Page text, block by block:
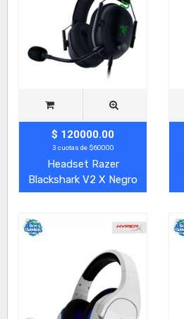
$ 120000.00
3 cuotas de $60000
Headset Razer
Blackshark V2 X Negro